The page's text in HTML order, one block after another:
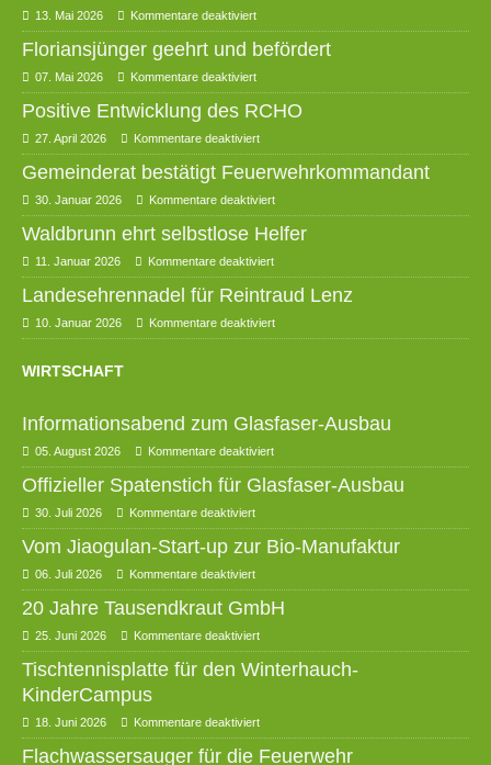
13. Mai 2026 Kommentare deaktiviert
Floriansjünger geehrt und befördert
07. Mai 2026 Kommentare deaktiviert
Positive Entwicklung des RCHO
27. April 2026 Kommentare deaktiviert
Gemeinderat bestätigt Feuerwehrkommandant
30. Januar 2026 Kommentare deaktiviert
Waldbrunn ehrt selbstlose Helfer
11. Januar 2026 Kommentare deaktiviert
Landesehrennadel für Reintraud Lenz
10. Januar 2026 Kommentare deaktiviert
WIRTSCHAFT
Informationsabend zum Glasfaser-Ausbau
05. August 2026 Kommentare deaktiviert
Offizieller Spatenstich für Glasfaser-Ausbau
30. Juli 2026 Kommentare deaktiviert
Vom Jiaogulan-Start-up zur Bio-Manufaktur
06. Juli 2026 Kommentare deaktiviert
20 Jahre Tausendkraut GmbH
25. Juni 2026 Kommentare deaktiviert
Tischtennisplatte für den Winterhauch-
KinderCampus
18. Juni 2026 Kommentare deaktiviert
Flachwassersauger für die Feuerwehr